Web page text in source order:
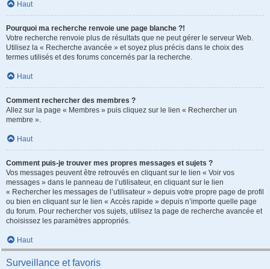
Haut
Pourquoi ma recherche renvoie une page blanche ?!
Votre recherche renvoie plus de résultats que ne peut gérer le serveur Web.
Utilisez la « Recherche avancée » et soyez plus précis dans le choix des
termes utilisés et des forums concernés par la recherche.
Haut
Comment rechercher des membres ?
Allez sur la page « Membres » puis cliquez sur le lien « Rechercher un
membre ».
Haut
Comment puis-je trouver mes propres messages et sujets ?
Vos messages peuvent être retrouvés en cliquant sur le lien « Voir vos
messages » dans le panneau de l’utilisateur, en cliquant sur le lien
« Rechercher les messages de l’utilisateur » depuis votre propre page de profil
ou bien en cliquant sur le lien « Accès rapide » depuis n’importe quelle page
du forum. Pour rechercher vos sujets, utilisez la page de recherche avancée et
choisissez les paramètres appropriés.
Haut
Surveillance et favoris